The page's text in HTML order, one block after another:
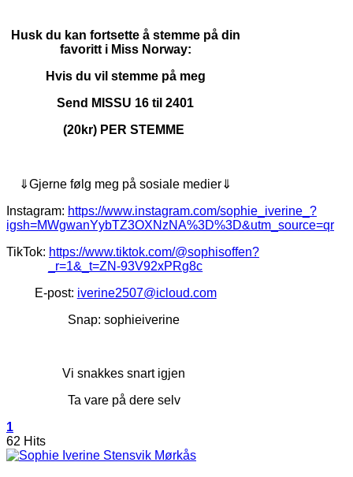
Husk du kan fortsette å stemme på din
favoritt i Miss Norway:
Hvis du vil stemme på meg
Send MISSU 16 til 2401
(20kr) PER STEMME
⇓Gjerne følg meg på sosiale medier⇓
Instagram: https://www.instagram.com/sophie_iverine_?
igsh=MWgwanYybTZ3OXNzNA%3D%3D&utm_source=qr
TikTok: https://www.tiktok.com/@sophisoffen?
_r=1&_t=ZN-93V92xPRg8c
E-post: iverine2507@icloud.com
Snap: sophieiverine
Vi snakkes snart igjen
Ta vare på dere selv
1
62 Hits